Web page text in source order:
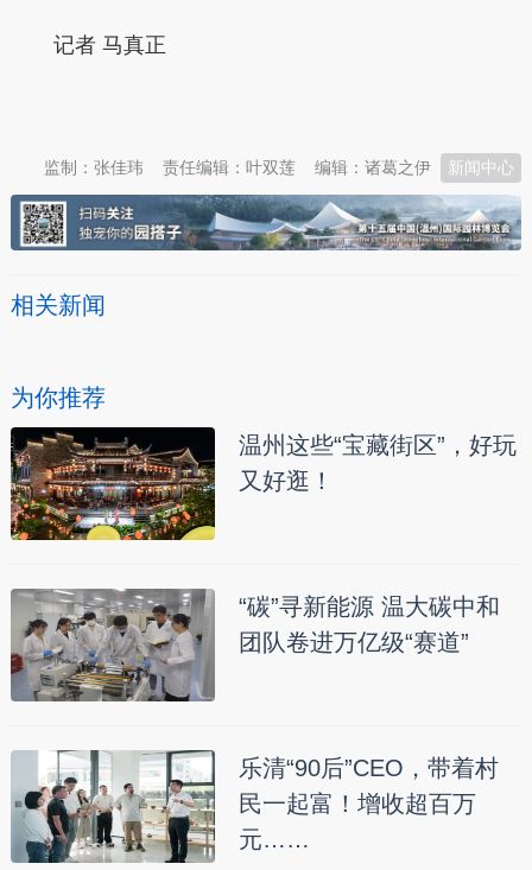
记者 马真正
新闻中心
编辑：诸葛之伊
责任编辑：叶双莲
监制：张佳玮
相关新闻
为你推荐
温州这些“宝藏街区”，好玩
又好逛！
“碳”寻新能源 温大碳中和
团队卷进万亿级“赛道”
乐清“90后”CEO，带着村
民一起富！增收超百万
元……